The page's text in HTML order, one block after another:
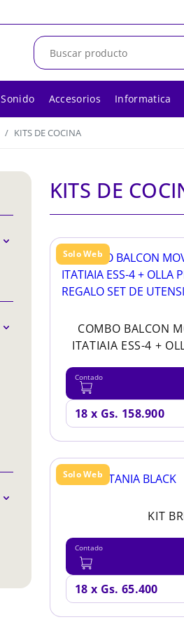
Sonido Accesorios Informatica
KITS DE COCINA
KITS DE
Solo Web
COMBO BALCON
ITATIAIA ESS-4 +
Contado
Solo Web
KIT
Contado